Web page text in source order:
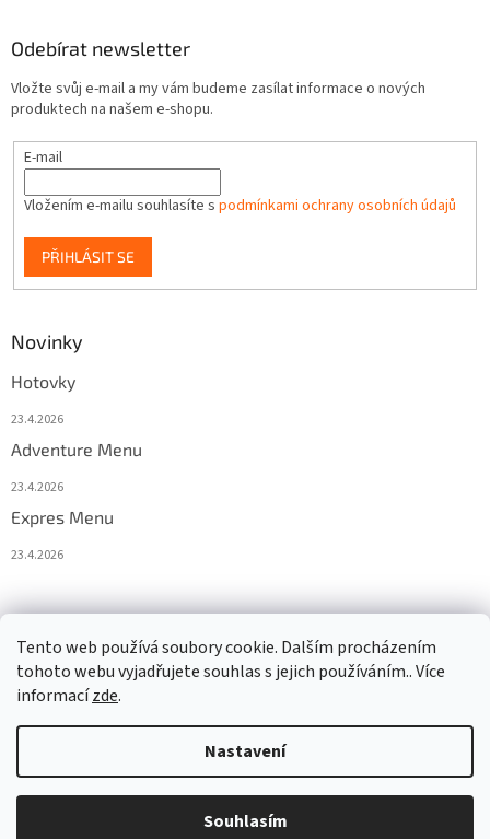
Tento web používá soubory cookie. Dalším procházením
tohoto webu vyjadřujete souhlas s jejich používáním.. Více
informacízde.
Nastavení
Souhlasím
Odebírat newsletter
Vložte svůj e-mail a my vám budeme zasílat informace o nových
produktech na našem e-shopu.
E-mail
Vložením e-mailu souhlasíte s podmínkami ochrany osobních údajů
PŘIHLÁSIT SE
Novinky
Hotovky
23.4.2026
Adventure Menu
23.4.2026
Expres Menu
23.4.2026
Copyright 2026www.333adventures.com. Všechna práva
vyhrazena.